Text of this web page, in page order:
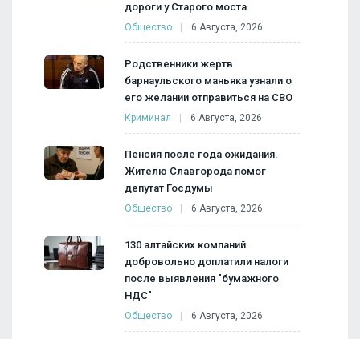
дороги у Старого моста
Общество 6 Августа, 2026
Родственники жертв
барнаульского маньяка узнали о
его желании отправиться на СВО
Криминал 6 Августа, 2026
Пенсия после года ожидания.
Жителю Славгорода помог
депутат Госдумы
Общество 6 Августа, 2026
130 алтайских компаний
добровольно доплатили налоги
после выявления "бумажного
НДС"
Общество 6 Августа, 2026